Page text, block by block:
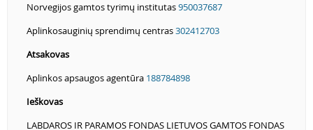
Norvegijos gamtos tyrimų institutas950037687
Aplinkosauginių sprendimų centras302412703
Atsakovas
Aplinkos apsaugos agentūra 188784898
Ieškovas
LABDAROS IR PARAMOS FONDAS LIETUVOS GAMTOS FONDAS